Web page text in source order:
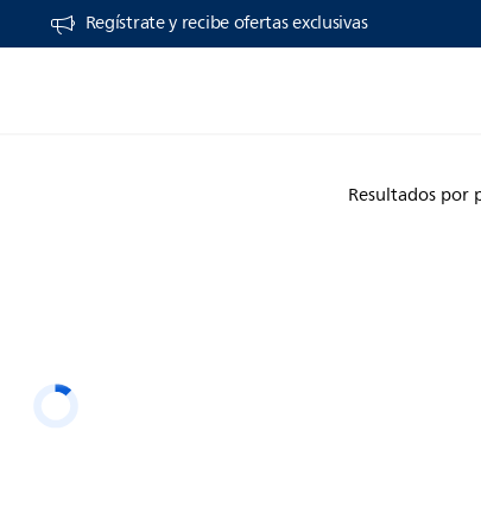
Regístrate y recibe ofertas exclusivas
Resultados por